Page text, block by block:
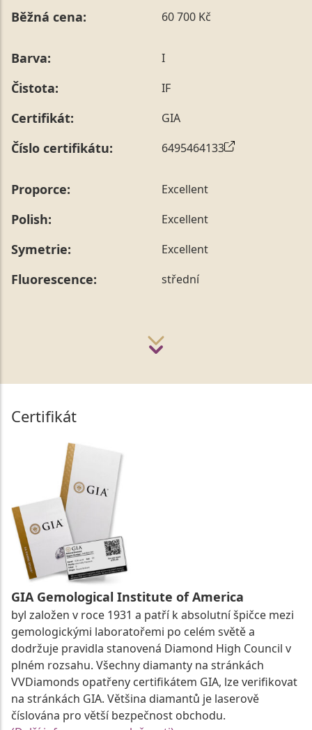
Běžná cena: 60 700 Kč
Barva: I
Čistota: IF
Certifikát: GIA
Číslo certifikátu: 6495464133
Proporce: Excellent
Polish: Excellent
Symetrie: Excellent
Fluorescence: střední
Certifikát
GIA Gemological Institute of America
byl založen v roce 1931 a patří k absolutní špičce mezi
gemologickými laboratořemi po celém světě a
dodržuje pravidla stanovená Diamond High Council v
plném rozsahu. Všechny diamanty na stránkách
VVDiamonds opatřeny certifikátem GIA, lze verifikovat
na stránkách GIA. Většina diamantů je laserově
číslována pro větší bezpečnost obchodu.